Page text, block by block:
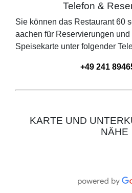
Telefon &
Sie können das Restaurant60
aachen für Reservierungen und
Speisekarte unter folgender
+49 241
KARTE UND
NÄHE